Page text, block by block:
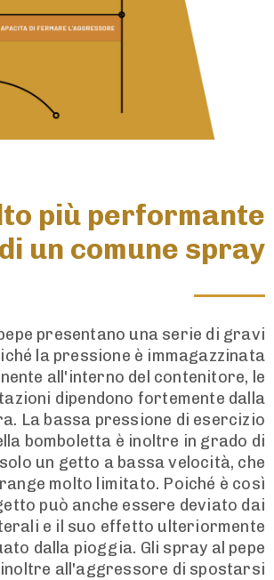
più performante
di un comune spray
presentano una serie di gravi
la pressione è immagazzinata
all'interno del contenitore, le
dipendono fortemente dalla
La bassa pressione di esercizio
bomboletta è inoltre in grado di
un getto a bassa velocità, che
molto limitato. Poiché è così
può anche essere deviato dai
e il suo effetto ulteriormente
dalla pioggia. Gli spray al pepe
all'aggressore di spostarsi